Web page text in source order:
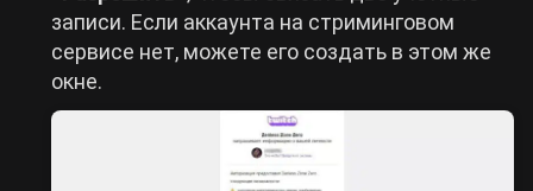
записи. Если аккаунта на стриминговом
сервисе нет, можете его создать в этом же
окне.